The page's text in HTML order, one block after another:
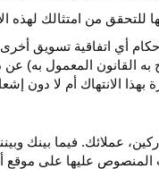
من امتثالك لهذه
أي اتفاقية تسويق
القانون المعمول به)
الانتهاك أم لا دون
عملائك. فيما بينك
المنصوص عليها على